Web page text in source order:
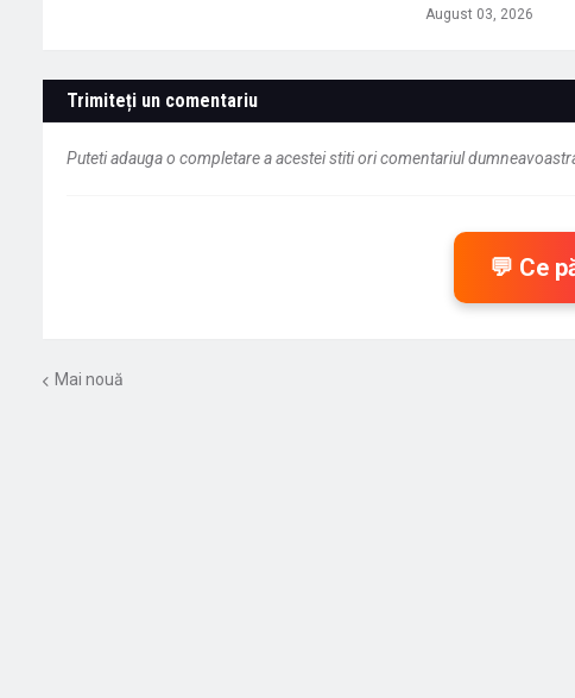
August 03, 2026
Trimiteți un comentariu
Puteti adauga o completare a acestei stiti ori comentariul
💬 Ce
Mai nouă